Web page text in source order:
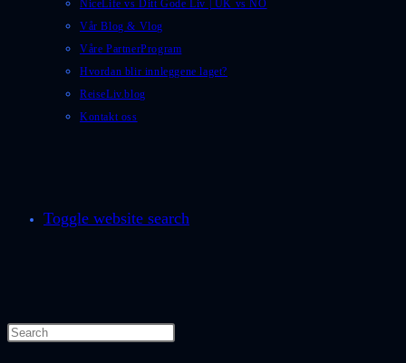
NiceLife vs Ditt Gode Liv | UK vs NO
Vår Blog & Vlog
Våre PartnerProgram
Hvordan blir innleggene laget?
ReiseLiv.blog
Kontakt oss
Toggle website search